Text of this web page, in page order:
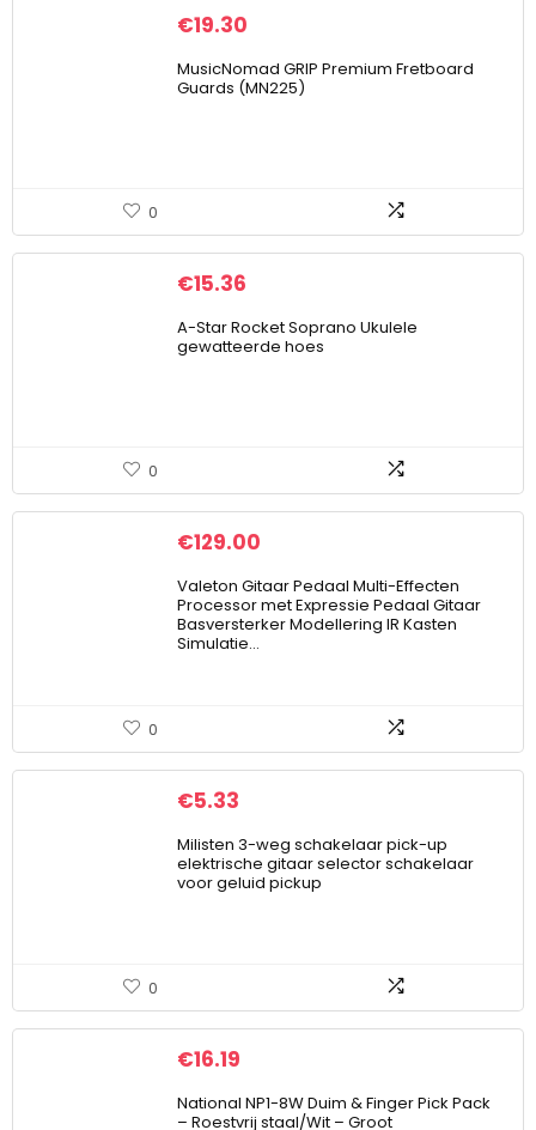
€19.30
MusicNomad GRIP Premium Fretboard
Guards (MN225)
0
€15.36
A-Star Rocket Soprano Ukulele
gewatteerde hoes
0
€129.00
Valeton Gitaar Pedaal Multi-Effecten
Processor met Expressie Pedaal Gitaar
Basversterker Modellering IR Kasten
Simulatie…
0
€5.33
Milisten 3-weg schakelaar pick-up
elektrische gitaar selector schakelaar
voor geluid pickup
0
€16.19
National NP1-8W Duim & Finger Pick Pack
– Roestvrij staal/Wit – Groot